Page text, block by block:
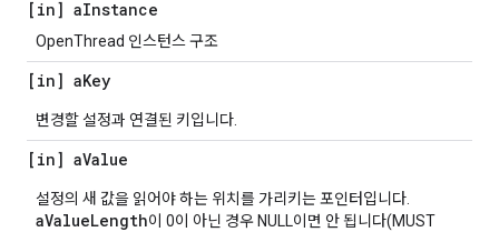
[in] aInstance
OpenThread 인스턴스 구조
[in] aKey
변경할 설정과 연결된 키입니다.
[in] aValue
설정의 새 값을 읽어야 하는 위치를 가리키는 포인터입니다.
aValueLength이 0이 아닌 경우 NULL이면 안 됩니다(MUST